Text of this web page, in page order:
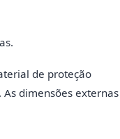
de proteção
dimensões externas